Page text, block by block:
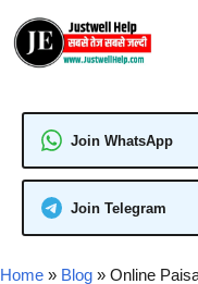
content
Join WhatsApp
Join Telegram
Home » Blog » Online